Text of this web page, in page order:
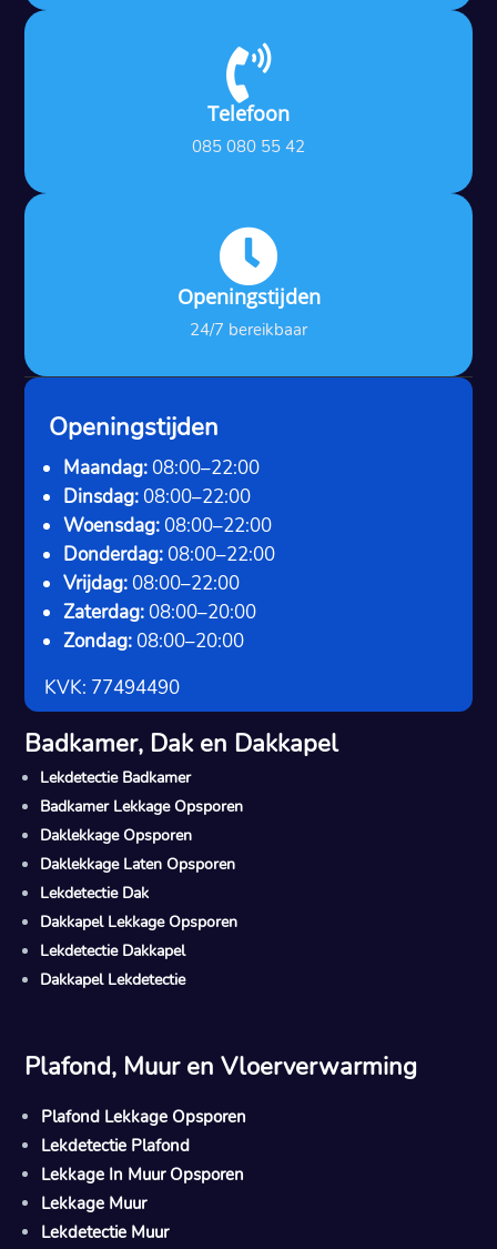

Telefoon
085 080 55 42

Openingstijden
24/7 bereikbaar
Openingstijden
Maandag: 08:00–22:00
Dinsdag: 08:00–22:00
Woensdag: 08:00–22:00
Donderdag: 08:00–22:00
Vrijdag: 08:00–22:00
Zaterdag: 08:00–20:00
Zondag: 08:00–20:00
KVK: 77494490
Badkamer, Dak en Dakkapel
Lekdetectie Badkamer
Badkamer Lekkage Opsporen
Daklekkage Opsporen
Daklekkage Laten Opsporen
Lekdetectie Dak
Dakkapel Lekkage Opsporen
Lekdetectie Dakkapel
Dakkapel Lekdetectie
Plafond, Muur en Vloerverwarming
Plafond Lekkage Opsporen
Lekdetectie Plafond
Lekkage In Muur Opsporen
Lekkage Muur
Lekdetectie Muur